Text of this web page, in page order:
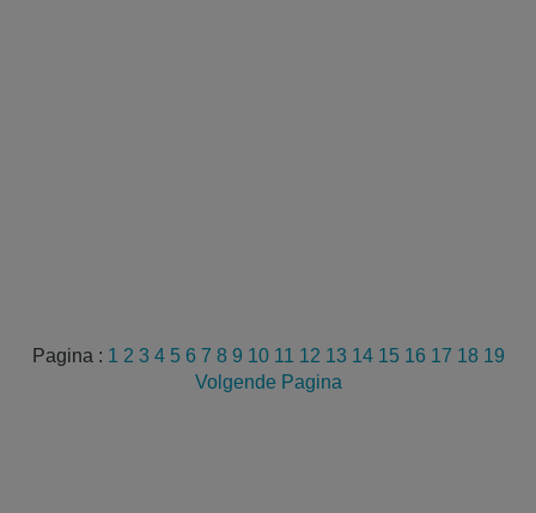
Pagina : 1 2 3 4 5 6 7 8 9 10 11 12 13 14 15 16 17 18 19
Volgende Pagina